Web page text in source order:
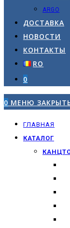
ARGO
ДОСТАВКА
НОВОСТИ
КОНТАКТЫ
RO
0
0 МЕНЮ
ГЛАВНАЯ
КАТАЛОГ